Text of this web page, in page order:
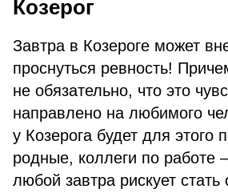
Козерог
Завтра в Козероге может
проснуться ревность!
не обязательно, что это
направлено на любимого
у Козерога будет для этого
родные, коллеги по работе
любой завтра рискует стать